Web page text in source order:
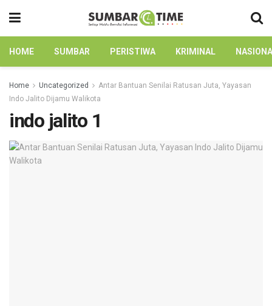
HOME SUMBAR PERISTIWA KRIMINAL
Home Uncategorized
Antar Bantuan Senilai Ratusan Juta, Yayasan
Indo Jalito Dijamu Walikota
indo jalito 1